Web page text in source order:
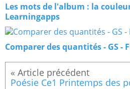
Les mots de l'album : la
Learningapps
Comparer des quantités - GS -
Poésie Ce1 Printemps des